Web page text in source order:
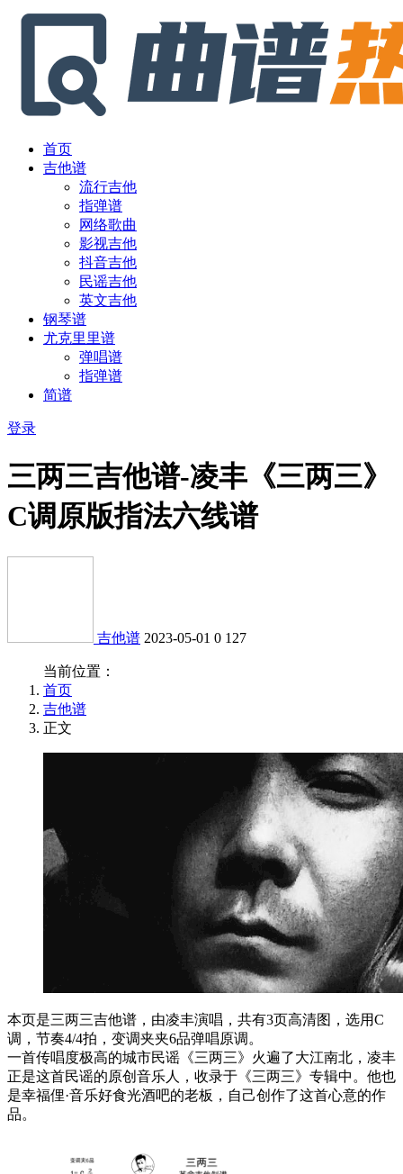
首页
吉他谱
流行吉他
指弹谱
网络歌曲
影视吉他
抖音吉他
民谣吉他
英文吉他
钢琴谱
尤克里里谱
弹唱谱
指弹谱
简谱
登录
三两三吉他谱-凌丰《三两三》
C调原版指法六线谱
吉他谱 2023-05-01 0 127
当前位置：
首页
吉他谱
正文
本页是三两三吉他谱，由凌丰演唱，共有3页高清图，选用C
调，节奏4/4拍，变调夹夹6品弹唱原调。
一首传唱度极高的城市民谣《三两三》火遍了大江南北，凌丰
正是这首民谣的原创音乐人，收录于《三两三》专辑中。他也
是幸福俚·音乐好食光酒吧的老板，自己创作了这首心意的作
品。